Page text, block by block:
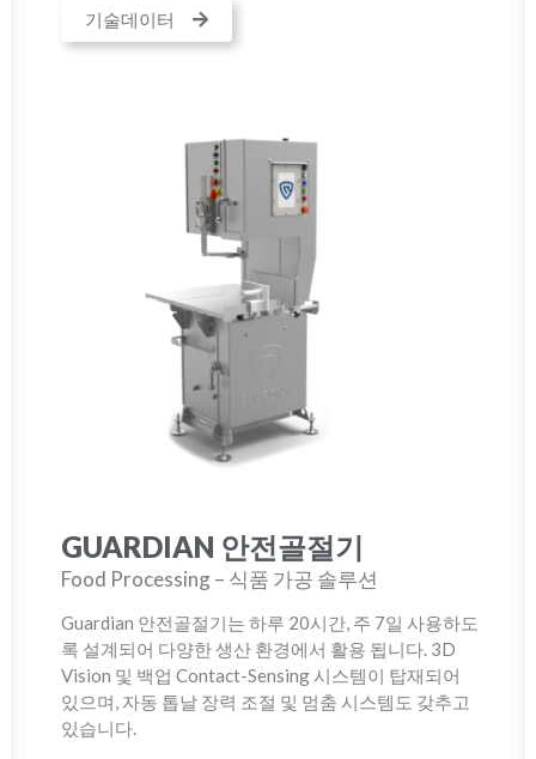
기술데이터
GUARDIAN 안전골절기
Food Processing – 식품 가공 솔루션
Guardian 안전골절기는 하루 20시간, 주 7일 사용하도
록 설계되어 다양한 생산 환경에서 활용 됩니다. 3D
Vision 및 백업 Contact-Sensing 시스템이 탑재되어
있으며, 자동 톱날 장력 조절 및 멈춤 시스템도 갖추고
있습니다.